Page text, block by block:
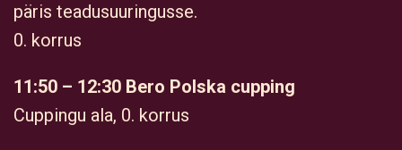
päris teadusuuringusse.
0. korrus
11:50 – 12:30 Bero Polska cupping
Cuppingu ala, 0. korrus